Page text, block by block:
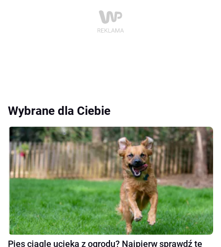
Wybrane dla Ciebie
Pies ciągle ucieka z ogrodu? Najpierw sprawdź te